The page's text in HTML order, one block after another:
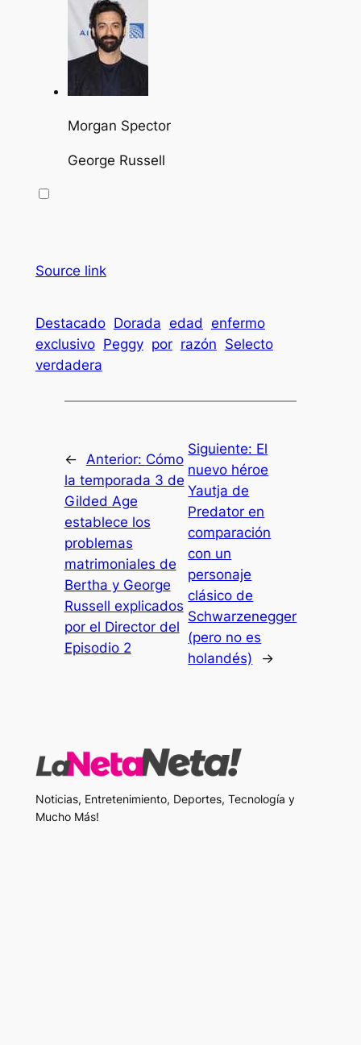
Morgan Spector
George Russell
Source link
Destacado Dorada edad enfermo
exclusivo Peggy por razón Selecto
verdadera
← Anterior: Cómo
la temporada 3 de
Gilded Age
establece los
problemas
matrimoniales de
Bertha y George
Russell explicados
por el Director del
Episodio 2
Siguiente: El
nuevo héroe
Yautja de
Predator en
comparación
con un
personaje
clásico de
Schwarzenegger
(pero no es
holandés)
→
Noticias, Entretenimiento, Deportes, Tecnología y
Mucho Más!